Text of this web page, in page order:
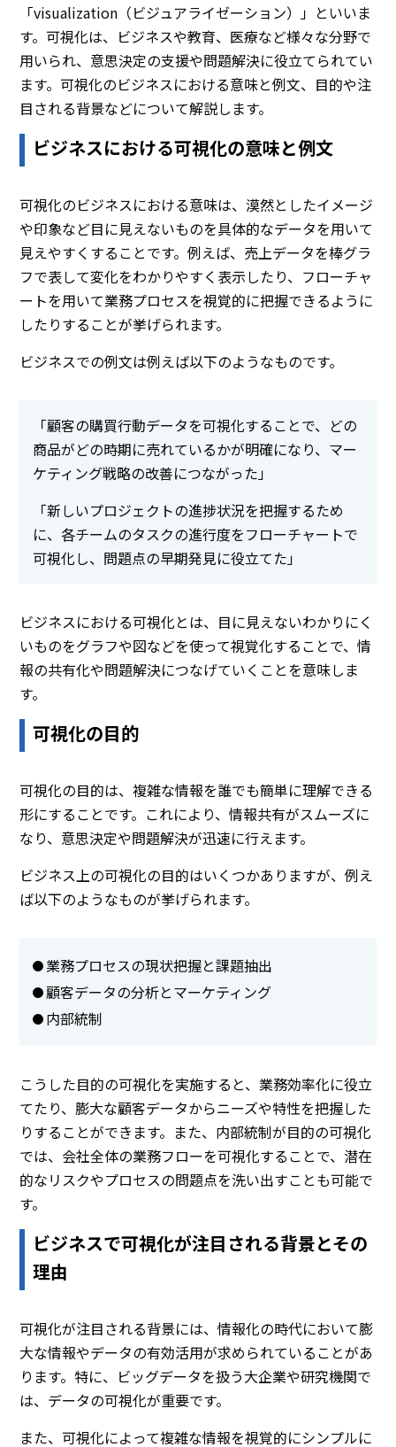
「visualization（ビジュアライゼーション）」といいま
す。可視化は、ビジネスや教育、医療など様々な分野で
用いられ、意思決定の支援や問題解決に役立てられてい
ます。可視化のビジネスにおける意味と例文、目的や注
目される背景などについて解説します。
ビジネスにおける可視化の意味と例文
可視化のビジネスにおける意味は、漠然としたイメージ
や印象など目に見えないものを具体的なデータを用いて
見えやすくすることです。例えば、売上データを棒グラ
フで表して変化をわかりやすく表示したり、フローチャ
ートを用いて業務プロセスを視覚的に把握できるように
したりすることが挙げられます。
ビジネスでの例文は例えば以下のようなものです。
「顧客の購買行動データを可視化することで、どの
商品がどの時期に売れているかが明確になり、マー
ケティング戦略の改善につながった」
「新しいプロジェクトの進捗状況を把握するため
に、各チームのタスクの進行度をフローチャートで
可視化し、問題点の早期発見に役立てた」
ビジネスにおける可視化とは、目に見えないわかりにく
いものをグラフや図などを使って視覚化することで、情
報の共有化や問題解決につなげていくことを意味しま
す。
可視化の目的
可視化の目的は、複雑な情報を誰でも簡単に理解できる
形にすることです。これにより、情報共有がスムーズに
なり、意思決定や問題解決が迅速に行えます。
ビジネス上の可視化の目的はいくつかありますが、例え
ば以下のようなものが挙げられます。
業務プロセスの現状把握と課題抽出
顧客データの分析とマーケティング
内部統制
こうした目的の可視化を実施すると、業務効率化に役立
てたり、膨大な顧客データからニーズや特性を把握した
りすることができます。また、内部統制が目的の可視化
では、会社全体の業務フローを可視化することで、潜在
的なリスクやプロセスの問題点を洗い出すことも可能で
す。
ビジネスで可視化が注目される背景とその
理由
可視化が注目される背景には、情報化の時代において膨
大な情報やデータの有効活用が求められていることがあ
ります。特に、ビッグデータを扱う大企業や研究機関で
は、データの可視化が重要です。
また、可視化によって複雑な情報を視覚的にシンプルに